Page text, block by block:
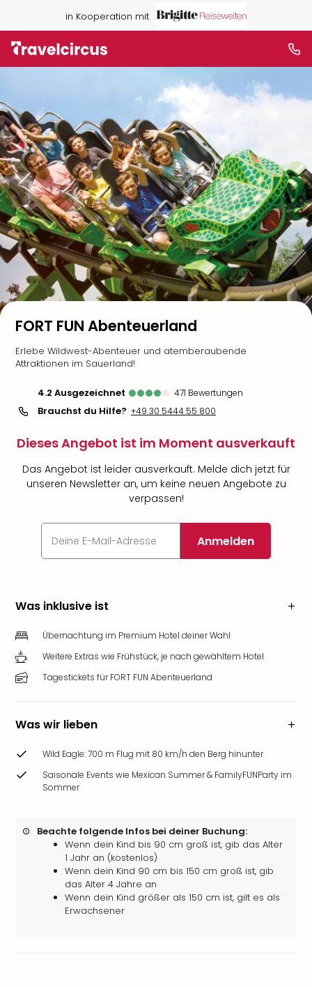
in Kooperation mit
FORT FUN Abenteuerland
Erlebe Wildwest-Abenteuer und atemberaubende
Attraktionen im Sauerland!
4.2 ausgezeichnet 471 Bewertungen
Brauchst du Hilfe? +49 30 5444 55 800
Dieses Angebot ist im Moment ausverkauft
Das Angebot ist leider ausverkauft. Melde dich jetzt für
unseren Newsletter an, um keine neuen Angebote zu
verpassen!
Anmelden
Was inklusive ist
Übernachtung im Premium Hotel deiner Wahl
Weitere Extras wie Frühstück, je nach gewähltem Hotel
Tagestickets für FORT FUN Abenteuerland
Was wir lieben
Wild Eagle: 700 m Flug mit 80 km/h den Berg hinunter
Saisonale Events wie Mexican Summer & FamilyFUNParty im
Sommer
Beachte folgende Infos bei deiner Buchung:
Wenn dein Kind bis 90 cm groß ist, gib das Alter
1 Jahr an (kostenlos)
Wenn dein Kind 90 cm bis 150 cm groß ist, gib
das Alter 4 Jahre an
Wenn dein Kind größer als 150 cm ist, gilt es als
Erwachsener